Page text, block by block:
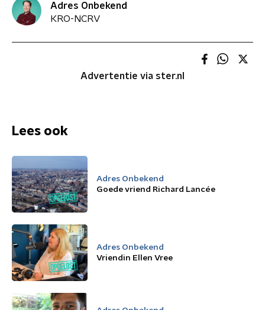
Adres Onbekend
KRO-NCRV
Advertentie via ster.nl
Lees ook
Adres Onbekend
Goede vriend Richard Lancée
Adres Onbekend
Vriendin Ellen Vree